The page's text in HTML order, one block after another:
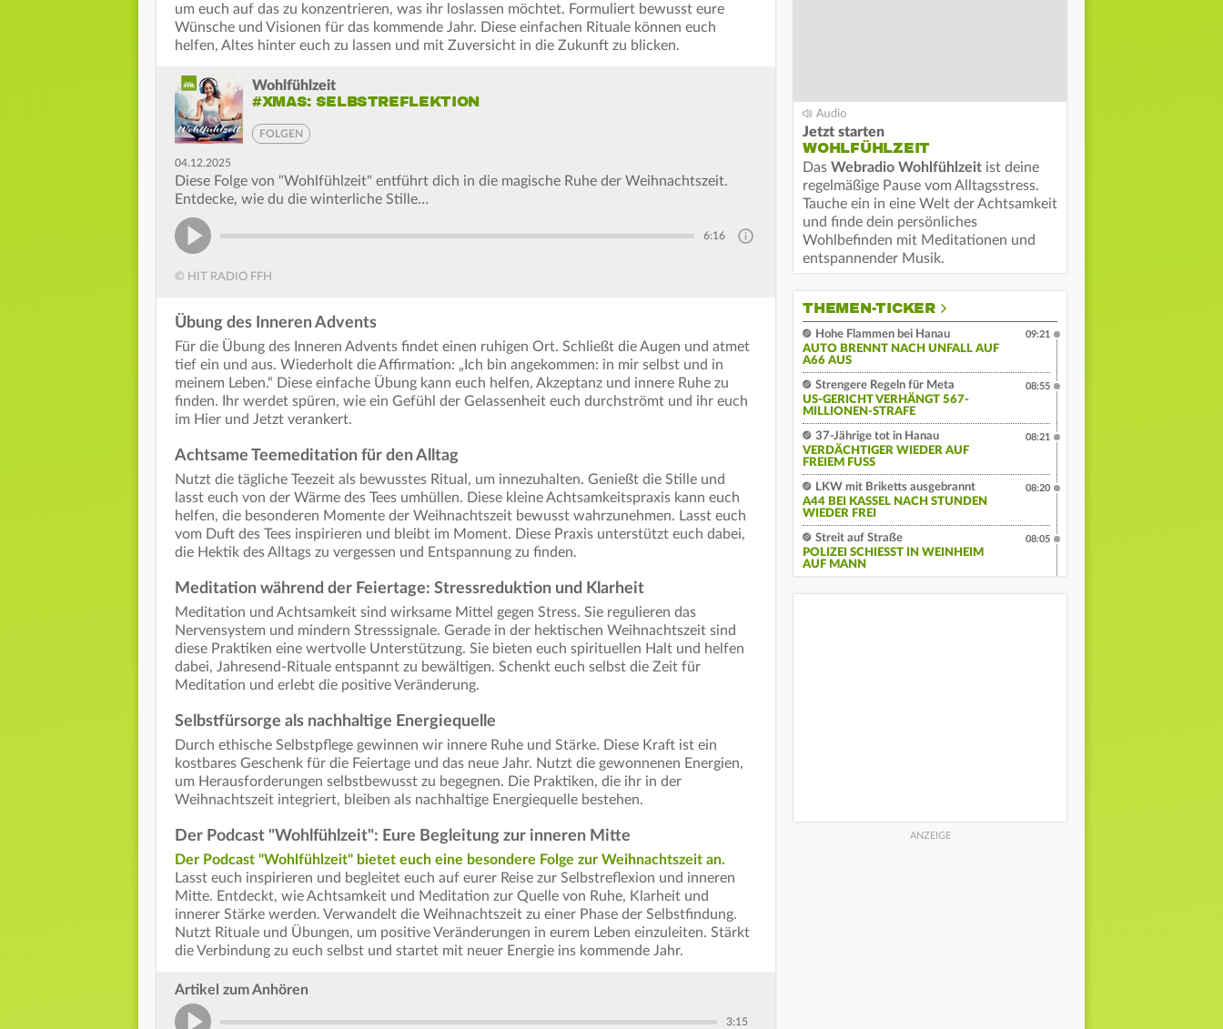
um euch auf das zu konzentrieren, was ihr loslassen möchtet. Formuliert bewusst eure
Wünsche und Visionen für das kommende Jahr. Diese einfachen Rituale können euch
helfen, Altes hinter euch zu lassen und mit Zuversicht in die Zukunft zu blicken.
Wohlfühlzeit
#XMAS: SELBSTREFLEKTION
FOLGEN
04.12.2025
Diese Folge von "Wohlfühlzeit" entführt dich in die magische Ruhe der Weihnachtszeit.
Entdecke, wie du die winterliche Stille…
6:16
© HIT RADIO FFH
Übung des Inneren Advents
Für die Übung des Inneren Advents findet einen ruhigen Ort. Schließt die Augen und atmet
tief ein und aus. Wiederholt die Affirmation: „Ich bin angekommen: in mir selbst und in
meinem Leben.“ Diese einfache Übung kann euch helfen, Akzeptanz und innere Ruhe zu
finden. Ihr werdet spüren, wie ein Gefühl der Gelassenheit euch durchströmt und ihr euch
im Hier und Jetzt verankert.
Achtsame Teemeditation für den Alltag
Nutzt die tägliche Teezeit als bewusstes Ritual, um innezuhalten. Genießt die Stille und
lasst euch von der Wärme des Tees umhüllen. Diese kleine Achtsamkeitspraxis kann euch
helfen, die besonderen Momente der Weihnachtszeit bewusst wahrzunehmen. Lasst euch
vom Duft des Tees inspirieren und bleibt im Moment. Diese Praxis unterstützt euch dabei,
die Hektik des Alltags zu vergessen und Entspannung zu finden.
Meditation während der Feiertage: Stressreduktion und Klarheit
Meditation und Achtsamkeit sind wirksame Mittel gegen Stress. Sie regulieren das
Nervensystem und mindern Stresssignale. Gerade in der hektischen Weihnachtszeit sind
diese Praktiken eine wertvolle Unterstützung. Sie bieten euch spirituellen Halt und helfen
dabei, Jahresend-Rituale entspannt zu bewältigen. Schenkt euch selbst die Zeit für
Meditation und erlebt die positive Veränderung.
Selbstfürsorge als nachhaltige Energiequelle
Durch ethische Selbstpflege gewinnen wir innere Ruhe und Stärke. Diese Kraft ist ein
kostbares Geschenk für die Feiertage und das neue Jahr. Nutzt die gewonnenen Energien,
um Herausforderungen selbstbewusst zu begegnen. Die Praktiken, die ihr in der
Weihnachtszeit integriert, bleiben als nachhaltige Energiequelle bestehen.
Der Podcast "Wohlfühlzeit": Eure Begleitung zur inneren Mitte
Der Podcast "Wohlfühlzeit" bietet euch eine besondere Folge zur Weihnachtszeit an.
Lasst euch inspirieren und begleitet euch auf eurer Reise zur Selbstreflexion und inneren
Mitte. Entdeckt, wie Achtsamkeit und Meditation zur Quelle von Ruhe, Klarheit und
innerer Stärke werden. Verwandelt die Weihnachtszeit zu einer Phase der Selbstfindung.
Nutzt Rituale und Übungen, um positive Veränderungen in eurem Leben einzuleiten. Stärkt
die Verbindung zu euch selbst und startet mit neuer Energie ins kommende Jahr.
Artikel zum Anhören
3:15
Jetzt starten
WOHLFÜHLZEIT
Das Webradio Wohlfühlzeit ist deine
regelmäßige Pause vom Alltagsstress.
Tauche ein in eine Welt der Achtsamkeit
und finde dein persönliches
Wohlbefinden mit Meditationen und
entspannender Musik.
THEMEN-TICKER
Hohe Flammen bei Hanau
AUTO BRENNT NACH UNFALL AUF
A66 AUS
09:21
Strengere Regeln für Meta
US-GERICHT VERHÄNGT 567-
MILLIONEN-STRAFE
08:55
37-Jährige tot in Hanau
VERDÄCHTIGER WIEDER AUF
FREIEM FUSS
08:21
LKW mit Briketts ausgebrannt
A44 BEI KASSEL NACH STUNDEN
WIEDER FREI
08:20
Streit auf Straße
POLIZEI SCHIESST IN WEINHEIM A
UF MANN
08:05